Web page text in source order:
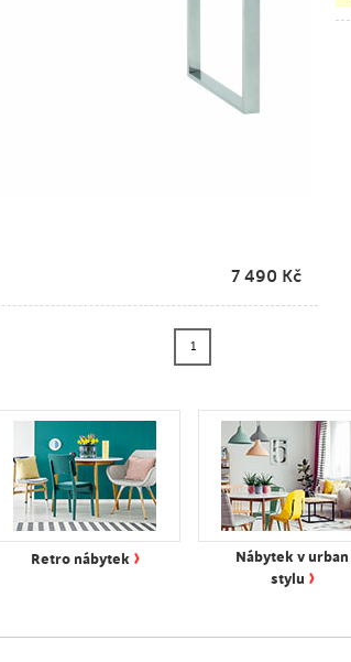
7 490 Kč
1
Retro nábytek ›
Nábytek v urban
stylu ›